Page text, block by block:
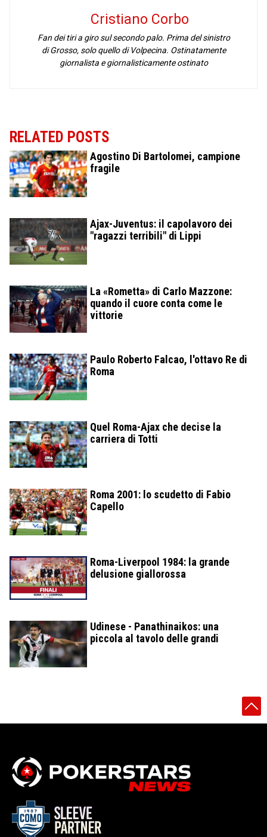
Cristiano Corbo
Fan dei tiri a giro sul secondo palo. Prima del sinistro
di Grosso, solo quello di Volpecina. Ostinatamente
giornalista e giornalisticamente ostinato
RELATED POSTS
Agostino Di Bartolomei, campione
fragile
Ajax-Juventus: il capolavoro dei
"ragazzi terribili" di Lippi
La «Rometta» di Carlo Mazzone:
quando il cuore conta come le
vittorie
Paulo Roberto Falcao, l'ottavo Re di
Roma
Quel Roma-Ajax che decise la
carriera di Totti
Roma 2001: lo scudetto di Fabio
Capello
Roma-Liverpool 1984: la grande
delusione giallorossa
Udinese - Panathinaikos: una
piccola al tavolo delle grandi